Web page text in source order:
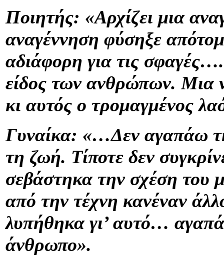
Ποιητής: «Αρχίζει μια
αναγέννηση φύσηξε
αδιάφορη για τις
είδος των ανθρώπων. Μια
κι αυτός ο τρομαγμένος
Γυναίκα: «…Δεν αγαπάω
τη ζωή. Τίποτε δεν
σεβάστηκα την σχέση του
από την τέχνη κανέναν
λυπήθηκα γι’ αυτό…
άνθρωπο».